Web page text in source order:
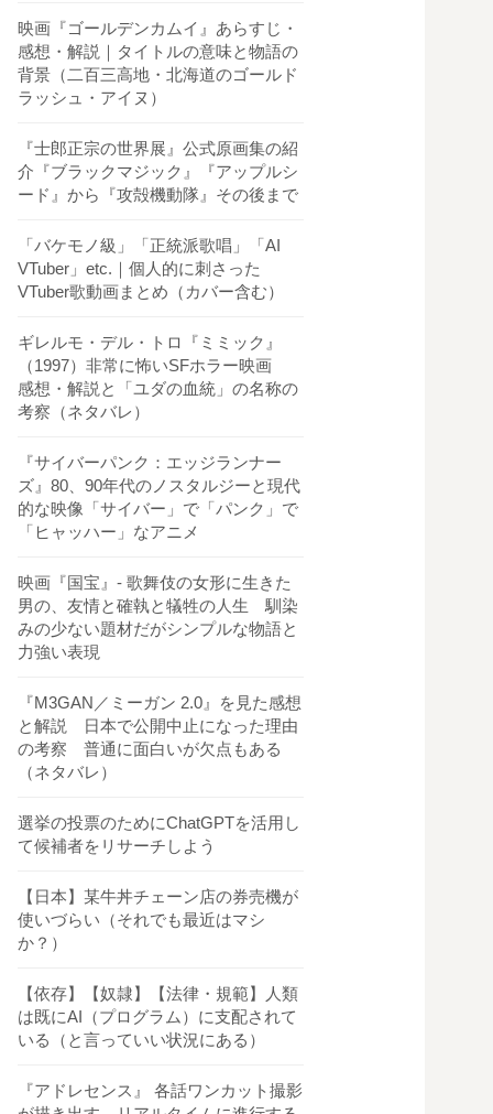
映画『ゴールデンカムイ』あらすじ・
感想・解説｜タイトルの意味と物語の
背景（二百三高地・北海道のゴールド
ラッシュ・アイヌ）
『士郎正宗の世界展』公式原画集の紹
介『ブラックマジック』『アップルシ
ード』から『攻殻機動隊』その後まで
「バケモノ級」「正統派歌唱」「AI
VTuber」etc.｜個人的に刺さった
VTuber歌動画まとめ（カバー含む）
ギレルモ・デル・トロ『ミミック』
（1997）非常に怖いSFホラー映画
感想・解説と「ユダの血統」の名称の
考察（ネタバレ）
『サイバーパンク：エッジランナー
ズ』80、90年代のノスタルジーと現代
的な映像「サイバー」で「パンク」で
「ヒャッハー」なアニメ
映画『国宝』- 歌舞伎の女形に生きた
男の、友情と確執と犠牲の人生 馴染
みの少ない題材だがシンプルな物語と
力強い表現
『M3GAN／ミーガン 2.0』を見た感想
と解説 日本で公開中止になった理由
の考察 普通に面白いが欠点もある
（ネタバレ）
選挙の投票のためにChatGPTを活用し
て候補者をリサーチしよう
【日本】某牛丼チェーン店の券売機が
使いづらい（それでも最近はマシ
か？）
【依存】【奴隷】【法律・規範】人類
は既にAI（プログラム）に支配されて
いる（と言っていい状況にある）
『アドレセンス』 各話ワンカット撮影